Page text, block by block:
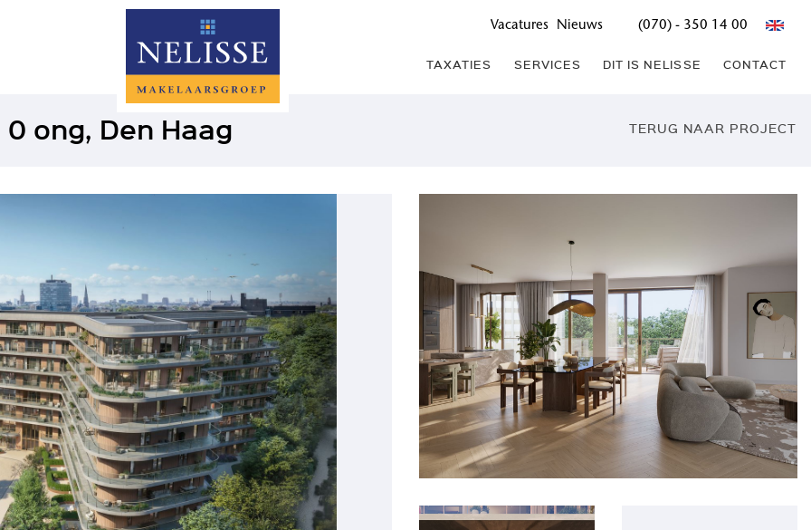
Vacatures Nieuws (070) - 350 14 00
TAXATIES SERVICES DIT IS NELISSE CONTACT
ong, Den Haag TERUG NAAR PROJECT